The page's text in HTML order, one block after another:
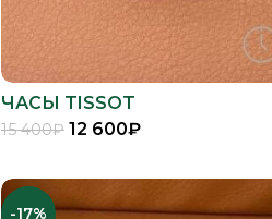
ЧАСЫ TISSOT
15 400₽ 12 600₽
-17%